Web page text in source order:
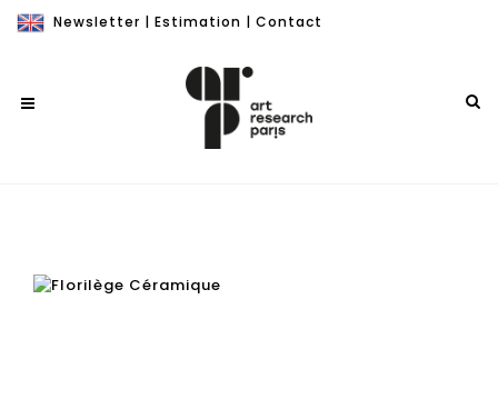
Newsletter | Estimation | Contact